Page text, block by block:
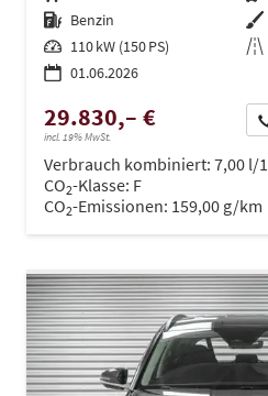
Kraftstoff Benzin Außenfarbe
Leistung 110 kW (150 PS) Kilometerstand
01.06.2026
29.830,– €
incl. 19% MwSt.
Verbrauch kombiniert: 7,00 l/
CO2-Klasse: F
CO2-Emissionen: 159,00 g/km